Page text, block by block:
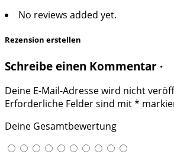
No reviews added yet.
Rezension erstellen
Schreibe einen Kommentar ·
Deine E-Mail-Adresse wird nicht
Erforderliche Felder sind mit*
Deine Gesamtbewertung